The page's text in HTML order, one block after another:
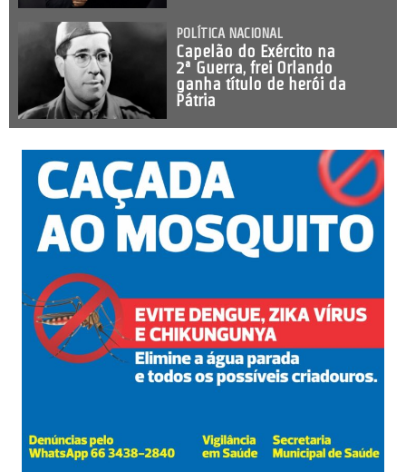
POLÍTICA NACIONAL
Capelão do Exército na
2ª Guerra, frei Orlando
ganha título de herói da
Pátria